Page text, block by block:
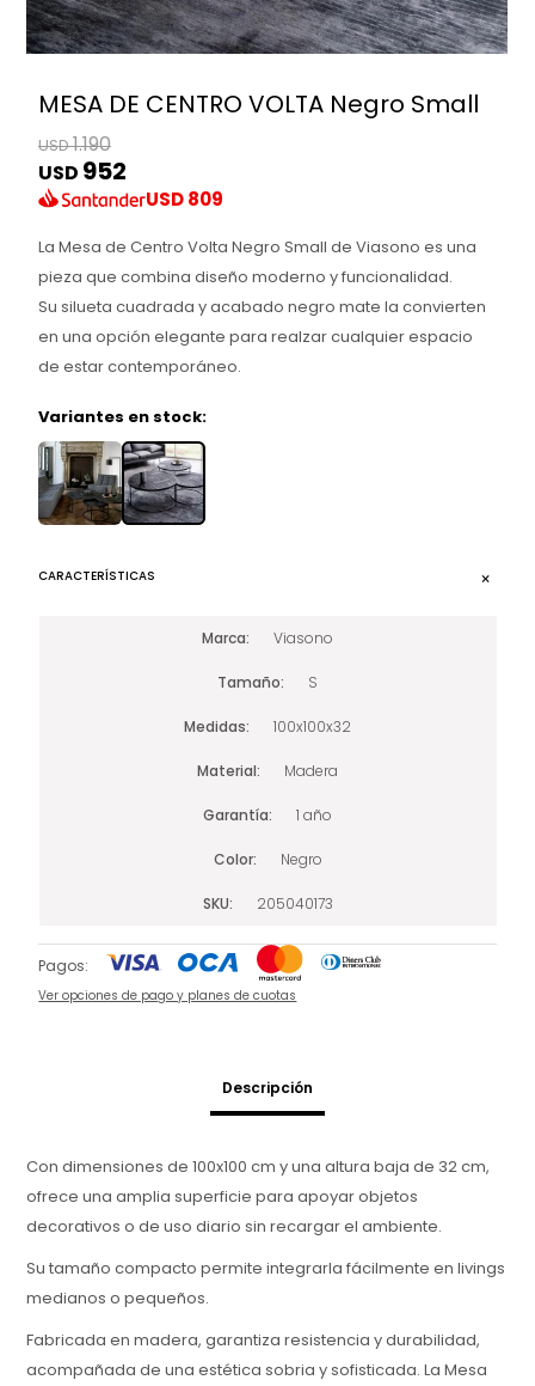
MESA DE CENTRO VOLTA Negro Small
USD1.190
USD 952
USD809
La Mesa de Centro Volta Negro Small de Viasono es una
pieza que combina diseño moderno y funcionalidad.
Su silueta cuadrada y acabado negro mate la convierten
en una opción elegante para realzar cualquier espacio
de estar contemporáneo.
Variantes en stock:
CARACTERÍSTICAS
Marca Viasono
Tamaño S
Medidas 100x100x32
Material Madera
Garantía 1 año
Color Negro
SKU 205040173
Pagos:
Ver opciones de pago y planes de cuotas
Descripción
Con dimensiones de 100x100 cm y una altura baja de 32 cm,
ofrece una amplia superficie para apoyar objetos
decorativos o de uso diario sin recargar el ambiente.
Su tamaño compacto permite integrarla fácilmente en livings
medianos o pequeños.
Fabricada en madera, garantiza resistencia y durabilidad,
acompañada de una estética sobria y sofisticada. La Mesa